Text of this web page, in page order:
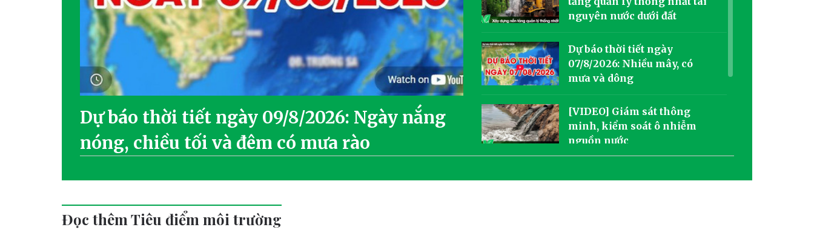
Dự báo thời tiết ngày 09/8/2026: Ngày nắng
nóng, chiều tối và đêm có mưa rào
nguyên nước dưới đất
Dự báo thời tiết ngày
07/8/2026: Nhiều mây, có
mưa và dông
[VIDEO] Giám sát thông
minh, kiểm soát ô nhiễm
nguồn nước
Đọc thêm Tiêu điểm môi trường